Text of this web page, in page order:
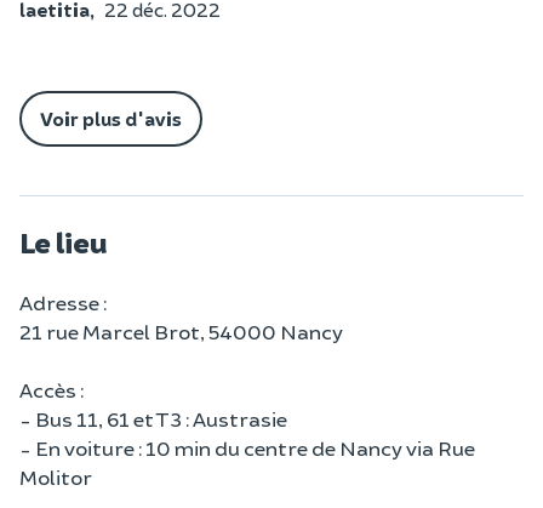
laetitia, 22 déc. 2022
Voir plus d'avis
Le lieu
Adresse :
21 rue Marcel Brot, 54000 Nancy
Accès :
- Bus 11, 61 et T3 : Austrasie
- En voiture : 10 min du centre de Nancy via Rue
Molitor